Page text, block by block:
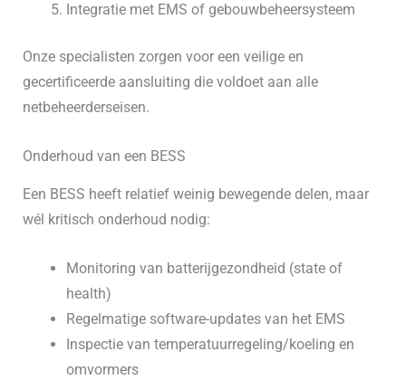
Integratie met EMS of gebouwbeheersysteem
Onze specialisten zorgen voor een veilige en
gecertificeerde aansluiting die voldoet aan alle
netbeheerderseisen.
Onderhoud van een BESS
Een BESS heeft relatief weinig bewegende delen, maar
wél kritisch onderhoud nodig:
Monitoring van batterijgezondheid (state of
health)
Regelmatige software-updates van het EMS
Inspectie van temperatuurregeling/koeling en
omvormers